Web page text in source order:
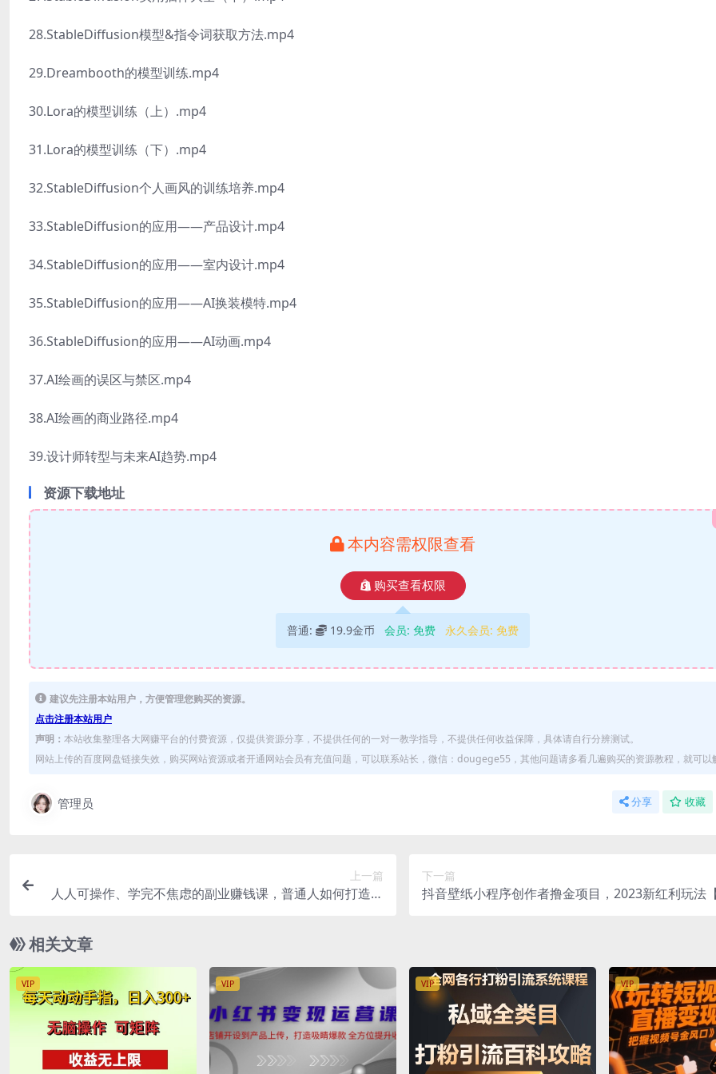
28.StableDiffusion模型&指令词获取方法.mp4
29.Dreambooth的模型训练.mp4
30.Lora的模型训练（上）.mp4
31.Lora的模型训练（下）.mp4
32.StableDiffusion个人画风的训练培养.mp4
33.StableDiffusion的应用——产品设计.mp4
34.StableDiffusion的应用——室内设计.mp4
35.StableDiffusion的应用——AI换装模特.mp4
36.StableDiffusion的应用——AI动画.mp4
37.AI绘画的误区与禁区.mp4
38.AI绘画的商业路径.mp4
39.设计师转型与未来AI趋势.mp4
资源下载地址
本内容需权限查看
购买查看权限
普通: 19.9金币 会员: 免费 永久会员: 免费
建议先注册本站用户，方便管理您购买的资源。
点击注册本站用户
声明： 本站收集整理各大网赚平台的付费资源，仅提供资源分享，不提供任何的一对一教学指导，不提供任何收益保障，具体请自行分辨测试。
网站上传的百度网盘链接失效，购买网站资源或者开通网站会员有充值问题，可以联系站长，微信：dougege55，其他问题请多看几遍购买的资源教程，就可以
管理员 分享 收藏
上一篇
人人可操作、学完不焦虑的副业赚钱课，普通人如何打造爆
下一篇
抖音壁纸小程序创作者撸金项目，2023新红利玩法
相关文章
VIP VIP VIP VIP